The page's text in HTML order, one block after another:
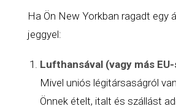
Ha Ön New Yorkban ragadt egy
jeggyel:
Lufthansával (vagy más
Mivel uniós légitársaságról
Önnek ételt, italt és szállást